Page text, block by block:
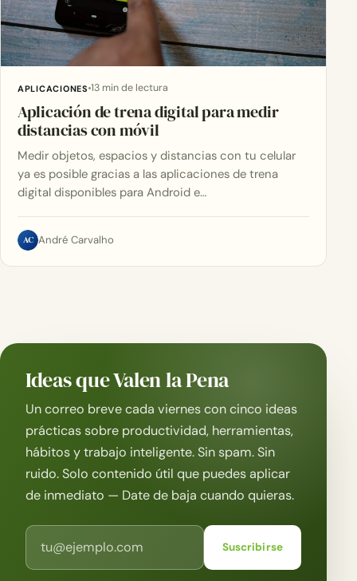
APLICACIONES 13 min de lectura
Aplicación de trena digital para medir
distancias con móvil
Medir objetos, espacios y distancias con tu celular
ya es posible gracias a las aplicaciones de trena
digital disponibles para Android e…
AC André Carvalho
Ideas que Valen la Pena
Un correo breve cada viernes con cinco ideas
prácticas sobre productividad, herramientas,
hábitos y trabajo inteligente. Sin spam. Sin
ruido. Solo contenido útil que puedes aplicar
de inmediato — Date de baja cuando quieras.
Correo electrónico
Suscribirse